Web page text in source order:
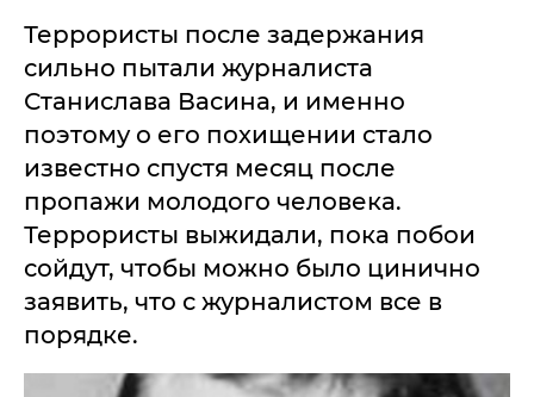
Террористы после задержания
сильно пытали журналиста
Станислава Васина, и именно
поэтому о его похищении стало
известно спустя месяц после
пропажи молодого человека.
Террористы выжидали, пока побои
сойдут, чтобы можно было цинично
заявить, что с журналистом все в
порядке.